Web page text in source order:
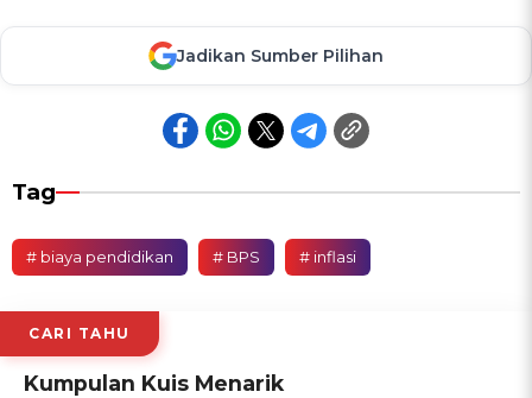
Jadikan Sumber Pilihan
Tag
# biaya pendidikan # BPS # inflasi
CARI TAHU
Kumpulan Kuis Menarik